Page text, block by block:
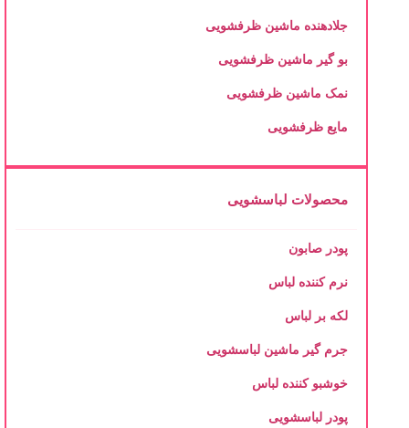
جلادهنده ماشین ظرفشویی
بو گیر ماشین ظرفشویی
نمک ماشین ظرفشویی
مایع ظرفشویی
محصولات لباسشویی
پودر صابون
نرم کننده لباس
لکه بر لباس
جرم گیر ماشین لباسشویی
خوشبو کننده لباس
پودر لباسشویی